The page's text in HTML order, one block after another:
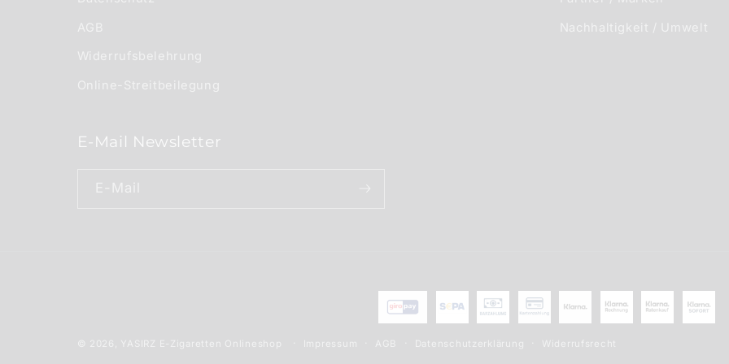
AGB
Widerrufsbelehrung
Online-Streitbeilegung
Nachhaltigkeit / Umwelt
E-Mail Newsletter
E-Mail
Zahlungsmethoden
© 2026, YASIRZ E-Zigaretten Onlineshop Impressum AGB Datenschutzerklärung Widerrufsrecht